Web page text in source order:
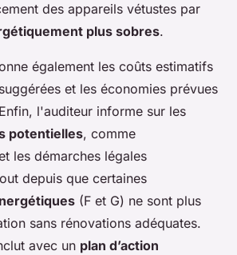
des appareils vétustes par
plus sobres.
également les coûts estimatifs
et les économies prévues
l'auditeur informe sur les
potentielles, comme
les démarches légales
depuis que certaines
(F et G) ne sont plus
sans rénovations adéquates.
avec un plan d’action